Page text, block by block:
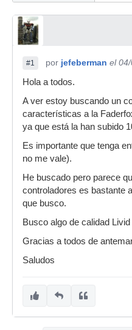
#1 por jefeberman el
Hola a todos.
A ver estoy buscando un
características a la
ya que está la han subido
Es importante que tenga
no me vale).
He buscado pero parece
controladores es bastante
que busco.
Busco algo de calidad
Gracias a todos de
Saludos